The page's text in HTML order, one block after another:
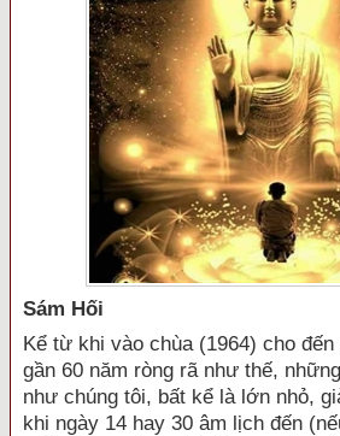
Sám Hối
Kể từ khi vào chùa (1964) cho
gần 60 năm ròng rã như thế,
như chúng tôi, bất kể là lớn nhỏ,
khi ngày 14 hay 30 âm lịch đến